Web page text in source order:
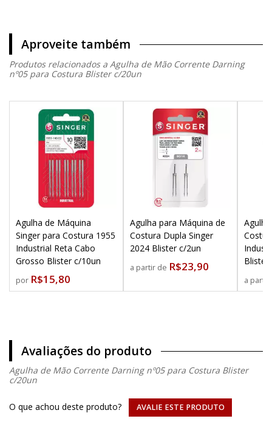
Aproveite também
Produtos relacionados a Agulha de Mão Corrente Darning
nº05 para Costura Blister c/20un
Agulha de Máquina
Singer para Costura 1955
Industrial Reta Cabo
Grosso Blister c/10un
por R$15,80
Agulha para Máquina de
Costura Dupla Singer
2024 Blister c/2un
a partir de R$23,90
Blister
a
Avaliações do produto
Agulha de Mão Corrente Darning nº05 para Costura Blister
c/20un
O que achou deste produto? AVALIE ESTE PRODUTO